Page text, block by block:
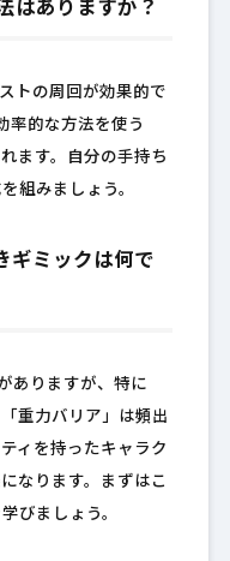
はありますか？
トの周回が効果的で
率的な方法を使う
ます。自分の手持ち
組みましょう。
ギミックは何で
ありますが、特に
重力バリア」は頻出
ィを持ったキャラク
なります。まずはこ
びましょう。